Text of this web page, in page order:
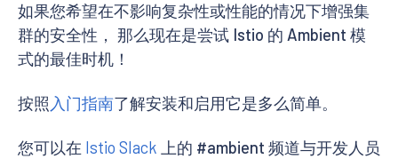
如果您希望在不影响复杂性或性能的情况下增强集
群的安全性， 那么现在是尝试 Istio 的 Ambient 模
式的最佳时机！
按照 入门指南了解安装和启用它是多么简单。
您可以在 Istio Slack 上的 #ambient 频道与开发人员